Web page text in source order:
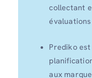
collectant
Prediko
aux